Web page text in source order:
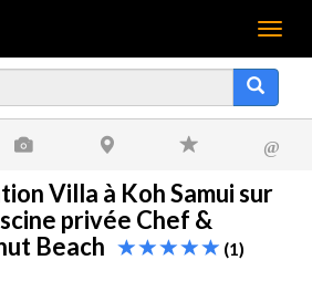
Menu
@
Villa à Koh Samui sur
privée Chef &
Beach
(1)